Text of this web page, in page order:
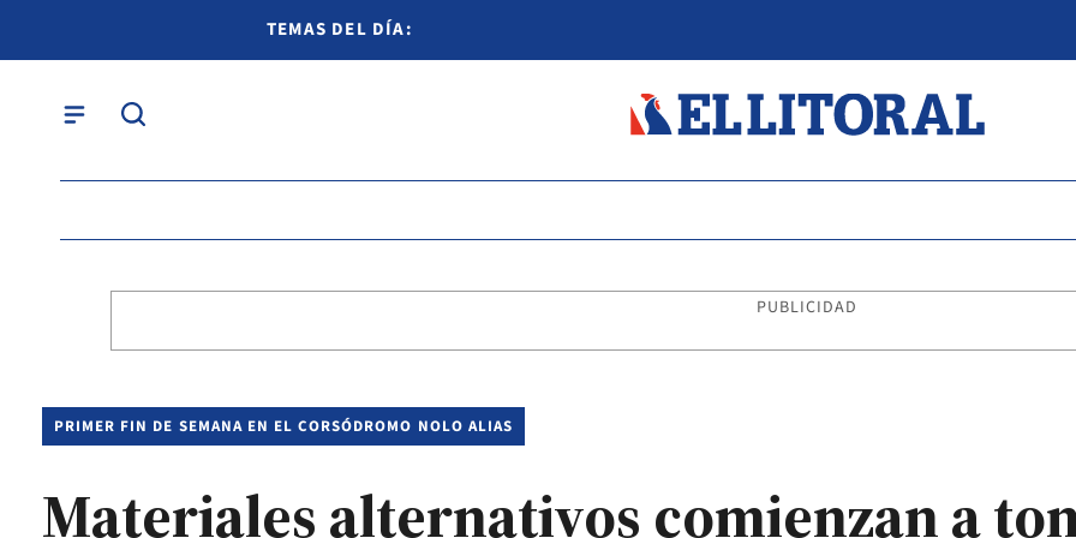
TEMAS DEL DÍA:
PUBLICIDAD
PRIMER FIN DE SEMANA EN EL CORSÓDROMO NOLO ALIAS
Materiales alternativos comienzan a